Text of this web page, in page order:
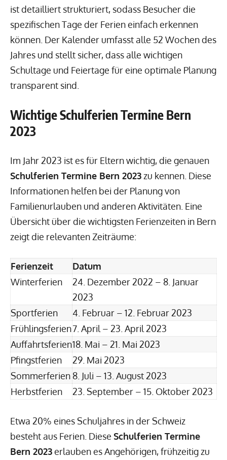
ist detailliert strukturiert, sodass Besucher die
spezifischen Tage der Ferien einfach erkennen
können. Der Kalender umfasst alle 52 Wochen des
Jahres und stellt sicher, dass alle wichtigen
Schultage und Feiertage für eine optimale Planung
transparent sind.
Wichtige Schulferien Termine Bern
2023
Im Jahr 2023 ist es für Eltern wichtig, die genauen
Schulferien Termine Bern 2023zu kennen. Diese
Informationen helfen bei der Planung von
Familienurlauben und anderen Aktivitäten. Eine
Übersicht über die wichtigsten Ferienzeiten in Bern
zeigt die relevanten Zeiträume:
Ferienzeit
Datum
Winterferien
24. Dezember 2022 – 8. Januar
2023
Sportferien
4. Februar – 12. Februar 2023
Frühlingsferien7. April – 23. April 2023
Auffahrtsferien18. Mai – 21. Mai 2023
Pfingstferien
29. Mai 2023
Sommerferien 8. Juli – 13. August 2023
Herbstferien
23. September – 15. Oktober 2023
Etwa 20% eines Schuljahres in der Schweiz
besteht aus Ferien. Diese Schulferien Termine
Bern 2023erlauben es Angehörigen, frühzeitig zu